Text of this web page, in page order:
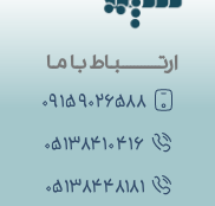
ارتــــــــــباط با ما
۰۹۱۵۹۰۲۶۵۸۸
۰۵۱۳۸۴۱۰۴۱۶
۰۵۱۳۸۴۴۸۱۸۱